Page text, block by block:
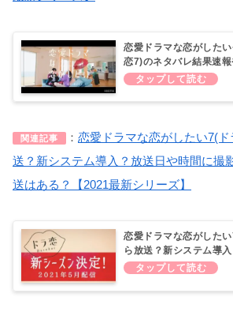
恋愛ドラマな恋がした
恋7)のネタバレ結果速
すじと感想にカップル
関連記事 ： 恋愛ドラマな恋がしたい7(
送？新システム導入？放送日や時間に撮
送はある？【2021最新シリーズ】
恋愛ドラマな恋がした
ら放送？新システム導
影期間は？テレビ放送